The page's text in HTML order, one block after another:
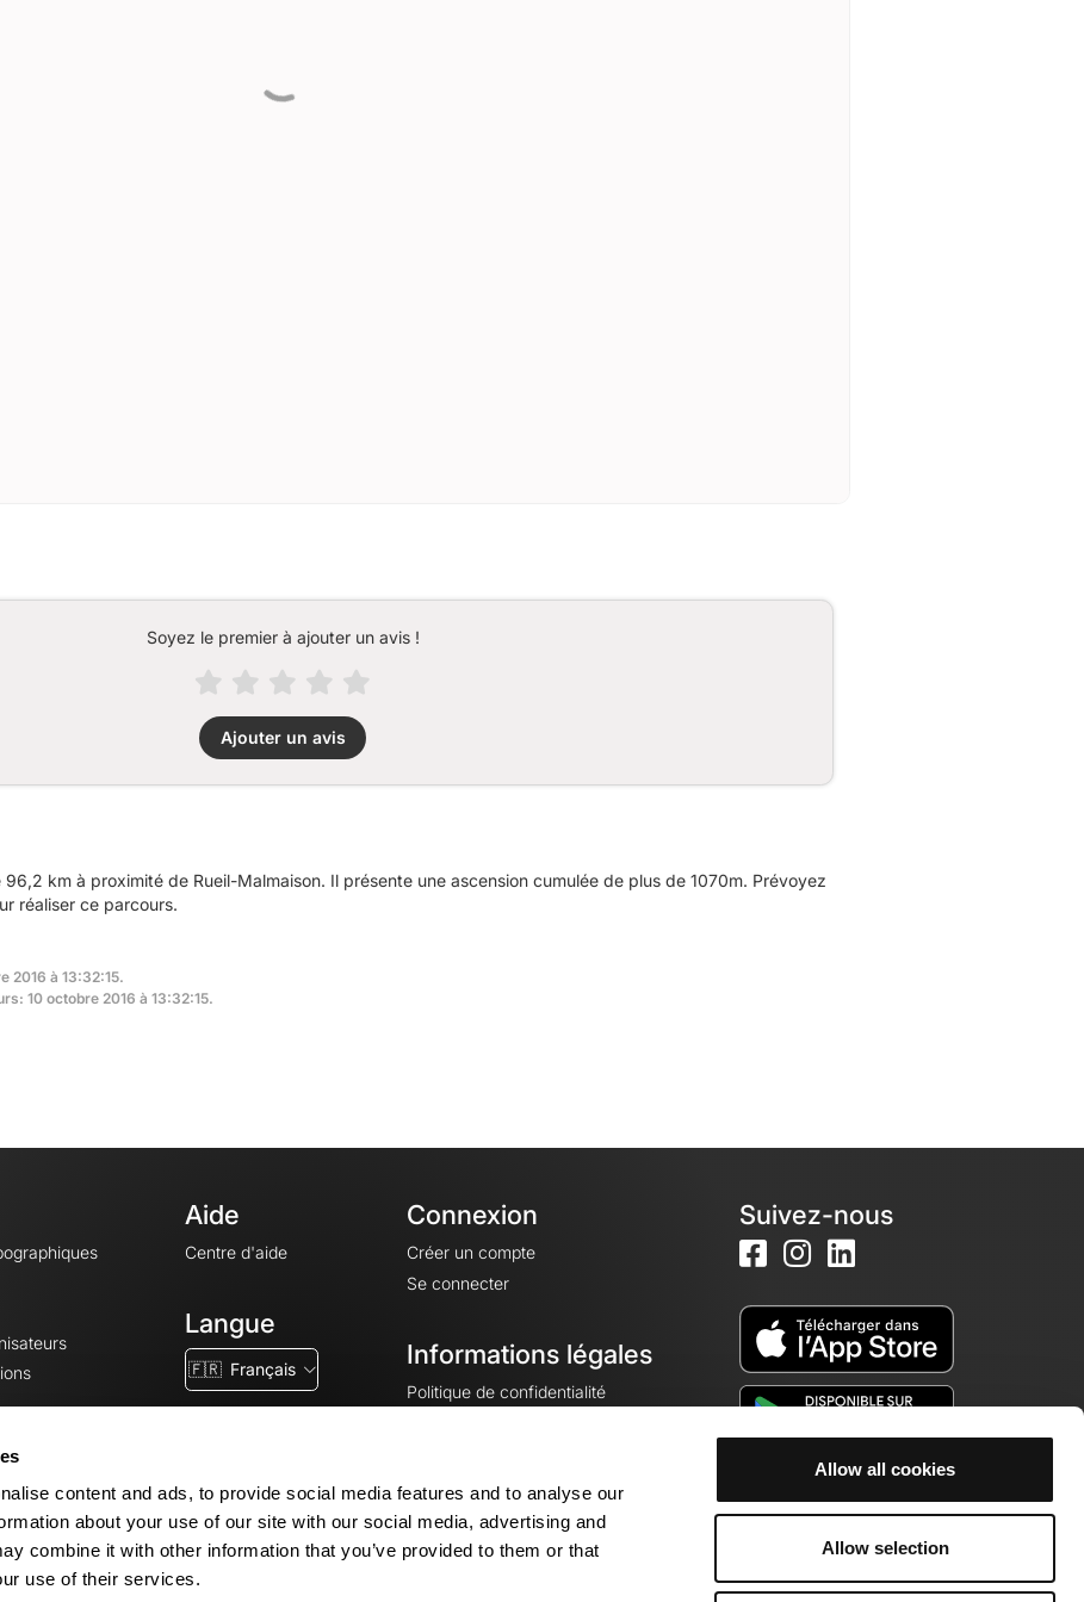
content and ads, to provide social media features and to analyse our
about your use of our site with our social media, advertising and
combine it with other information that you’ve provided to them or that
use of their services.
Allow all cookies
Allow selection
Soyez le premier à ajouter un avis !
Ajouter un avis
km à proximité de Rueil-Malmaison. Il présente une ascension cumulée de plus de 1070m. Prévoyez
réaliser ce parcours.
2016 à 13:32:15.
10 octobre 2016 à 13:32:15.
Aide
Centre d'aide
Langue
🇫🇷 Français
Connexion
Créer un compte
Se connecter
Informations légales
Politique de confidentialité
Mentions légales
Paramètres des cookies
Suivez-nous